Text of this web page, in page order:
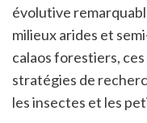
évolutive
milieux arides et
calaos forestiers,
stratégies de
les insectes et les